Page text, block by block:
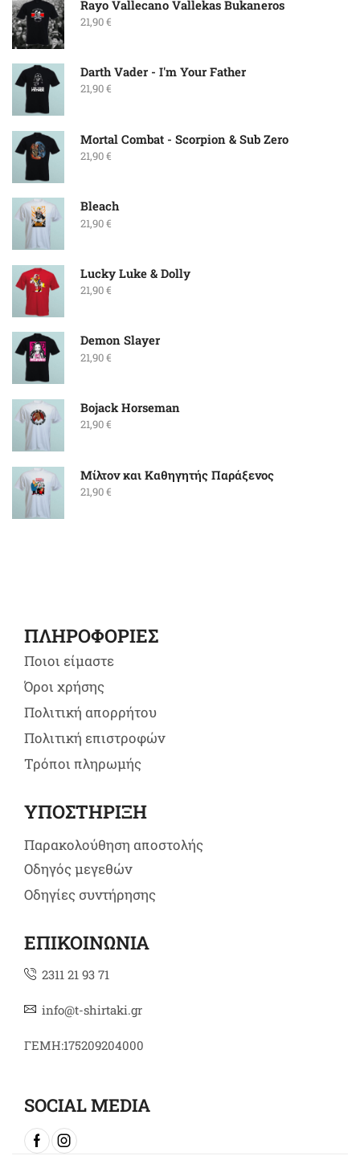
Rayo Vallecano Vallekas Bukaneros
21,90€
Darth Vader - I'm Your Father
21,90€
Mortal Combat - Scorpion & Sub Zero
21,90€
Bleach
21,90€
Lucky Luke & Dolly
21,90€
Demon Slayer
21,90€
Bojack Horseman
21,90€
Μίλτον και Καθηγητής Παράξενος
21,90€
ΠΛΗΡΟΦΟΡΙΕΣ
Ποιοι είμαστε
Όροι χρήσης
Πολιτική απορρήτου
Πολιτική επιστροφών
Τρόποι πληρωμής
ΥΠΟΣΤΗΡΙΞΗ
Παρακολούθηση αποστολής
Οδηγός μεγεθών
Οδηγίες συντήρησης
ΕΠΙΚΟΙΝΩΝΙΑ
2311 21 93 71
info@t-shirtaki.gr
ΓΕΜΗ:175209204000
SOCIAL MEDIA